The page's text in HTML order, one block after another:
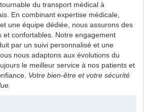
du transport médical à
En combinant expertise médicale,
une équipe dédiée, nous assurons des
et confortables. Notre engagement
par un suivi personnalisé et une
nous adaptons aux évolutions du
le meilleur service à nos patients et
Votre bien-être et votre sécurité